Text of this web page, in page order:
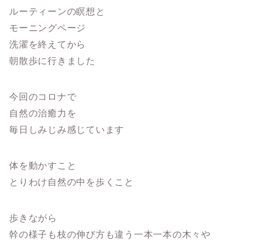
ルーティーンの瞑想と
モーニングページ
洗濯を終えてから
朝散歩に行きました
今回のコロナで
自然の治癒力を
毎日しみじみ感じています
体を動かすこと
とりわけ自然の中を歩くこと
歩きながら
幹の様子も枝の伸び方も違う一本一本の木々や